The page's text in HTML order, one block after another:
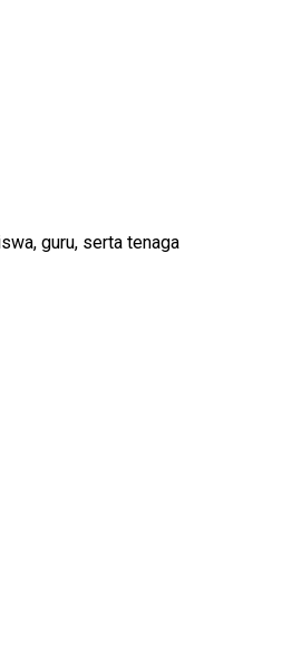
guru, serta tenaga